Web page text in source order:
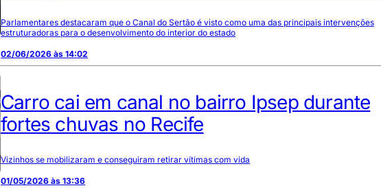
Parlamentares destacaram que o Canal do Sertão é visto como uma das principais intervenções
estruturadoras para o desenvolvimento do interior do estado
02/06/2026 às 14:02
Carro cai em canal no bairro Ipsep durante
fortes chuvas no Recife
Vizinhos se mobilizaram e conseguiram retirar vítimas com vida
01/05/2026 às 13:36